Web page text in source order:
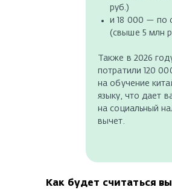
руб.)
и 18 000 — по
(свыше 5 млн
Также в 2026
потратили 120
на обучение
языку, что дает
на социальный
вычет.
Как будет считаться